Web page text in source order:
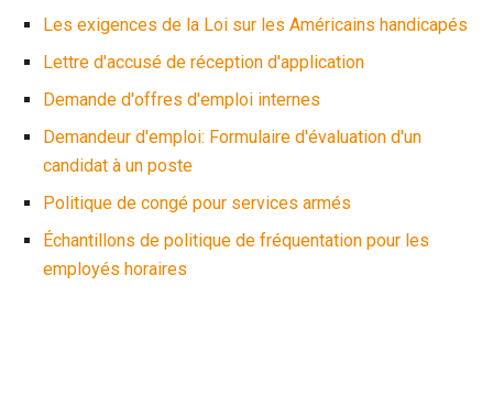
Les exigences de la Loi sur les Américains handicapés
Lettre d'accusé de réception d'application
Demande d'offres d'emploi internes
Demandeur d'emploi: Formulaire d'évaluation d'un
candidat à un poste
Politique de congé pour services armés
Échantillons de politique de fréquentation pour les
employés horaires